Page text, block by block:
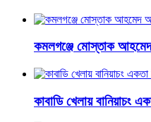
কমলগঞ্জে মোস্তাক আহমেদ
কাবাডি খেলায় বানিয়াচং